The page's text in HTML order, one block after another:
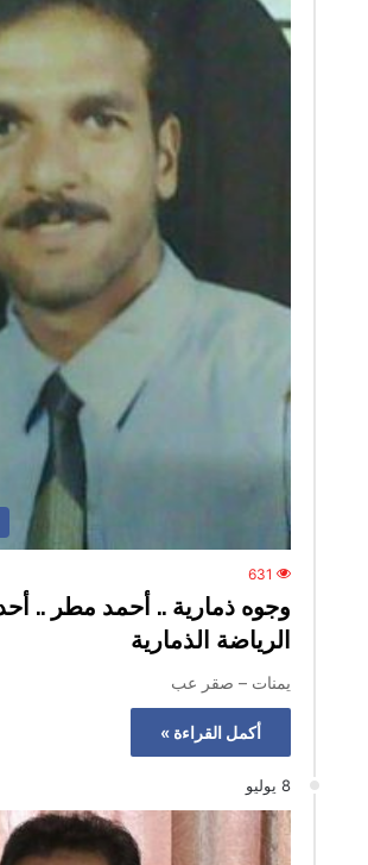
631
وجوه ذمارية .. أحمد مطر ..
الرياضة الذمارية
يمنات – صقر عب
أكمل القراءة »
8 يوليو